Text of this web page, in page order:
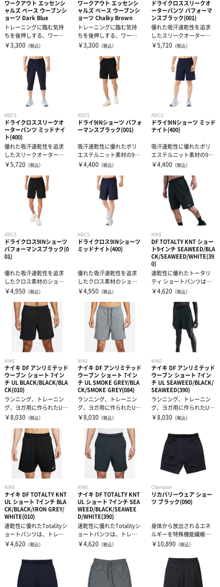
コート
レディース＆ジュニア
リカバリーウェア
その他
ケア・コンディション
ワークアウト エッセンシ
ャルズ ベース ウーブンシ
ョーツ Dark Blue
トレーニングに臨む気持
ちを後押しする、ワーク
アウト エッセンシャルズ
￥3,300 （税込）
ワークアウト エッセンシ
ャルズ ベース ウーブンシ
ョーツ Chalky Brown
トレーニングに臨む気持
ちを後押しする、ワーク
アウト エッセンシャルズ
￥3,300 （税込）
ドライクロススリークオ
ーターパンツ パフォーマ
ンスブラック(001)
優れた吸汗速乾性を追求
したスリークオーター丈
のクロス素材のアイテ
￥5,720 （税込）
ASICS
ドライクロススリークオ
ーターパンツ ミッドナイ
ト(400)
優れた吸汗速乾性を追求
したスリークオーター丈
のクロス素材のアイテ
￥5,720 （税込）
ASICS
ドライ9INショーツ パフォ
ーマンスブラック(001)
吸汗速乾性に優れたポリ
エステルニット素材の9イ
ンチショーツ・両サイド
￥4,400 （税込）
ASICS
ドライ9INショーツ ミッド
ナイト(400)
吸汗速乾性に優れたポリ
エステルニット素材の9イ
ンチショーツ・両サイド
￥4,400 （税込）
ASICS
ドライクロス9INショーツ
パフォーマンスブラック(0
01)
優れた吸汗速乾性を追求
したクロス素材のショー
ツ・優れたUVケア機能と
￥4,950 （税込）
ASICS
ドライクロス9INショーツ
ミッドナイト(400)
優れた吸汗速乾性を追求
したクロス素材のショー
ツ・優れたUVケア機能と
￥4,950 （税込）
NIKE
DF TOTALTY KNT ショー
ト9インチ SEAWEED/BLA
CK/SEAWEED/WHITE(39
0)
速乾性に優れたトータリ
ティ ショートパンツは、
トレーニング用にデザイ
￥4,620 （税込）
NIKE
ナイキ DF アンリミテッド
ウーブン ショート 7イン
チ UL BLACK/BLACK/BLA
CK(010)
ランニング、トレーニン
グ、ヨガ用に作られたUnli
mitedコレクションは、上
￥8,030 （税込）
NIKE
ナイキ DF アンリミテッド
ウーブン ショート 7イン
チ UL SMOKE GREY/BLA
CK/SMOKE GREY(084)
ランニング、トレーニン
グ、ヨガ用に作られたUnli
mitedコレクションは、上
￥8,030 （税込）
NIKE
ナイキ DF アンリミテッド
ウーブン ショート 7イン
チ UL SEAWEED/BLACK/
SEAWEED(390)
ランニング、トレーニン
グ、ヨガ用に作られたUnli
mitedコレクションは、上
￥8,030 （税込）
NIKE
ナイキ DF TOTALTY KNT
UL ショート 7インチ BLA
CK/BLACK/IRON GREY/
WHITE(010)
速乾性に優れたTotalityシ
ョートパンツは、トレー
ニング用にデザインされ
￥4,620 （税込）
NIKE
ナイキ DF TOTALTY KNT
UL ショート 7インチ SEA
WEED/BLACK/SEAWEE
D/WHITE(390)
速乾性に優れたTotalityシ
ョートパンツは、トレー
ニング用にデザインされ
￥4,620 （税込）
Champion
リカバリーウェア ショー
ツ ブラック(090)
身体から放出されるエネ
ルギーを特殊機能繊維が
吸収し、そのエネルギー
￥10,890 （税込）